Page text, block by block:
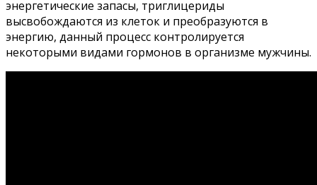
энергетические запасы, триглицериды
высвобождаются из клеток и преобразуются в
энергию, данный процесс контролируется
некоторыми видами гормонов в организме мужчины.